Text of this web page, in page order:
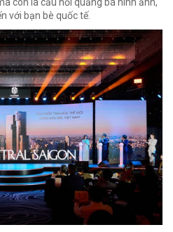
với bạn bè quốc tế.